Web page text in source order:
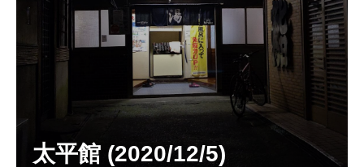
太平館 (2020/12/5)